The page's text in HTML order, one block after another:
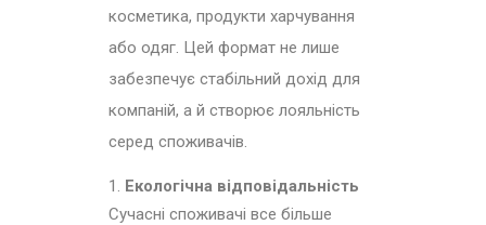
косметика, продукти харчування
або одяг. Цей формат не лише
забезпечує стабільний дохід для
компаній, а й створює лояльність
серед споживачів.
Екологічна відповідальність
Сучасні споживачі все більше